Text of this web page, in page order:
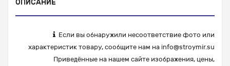
ОПИСАНИЕ
Если вы обнаружили несоответствие фото или
характеристик товару, сообщите нам на info@stroymir.su
Приведённые на нашем сайте изображения, цены,